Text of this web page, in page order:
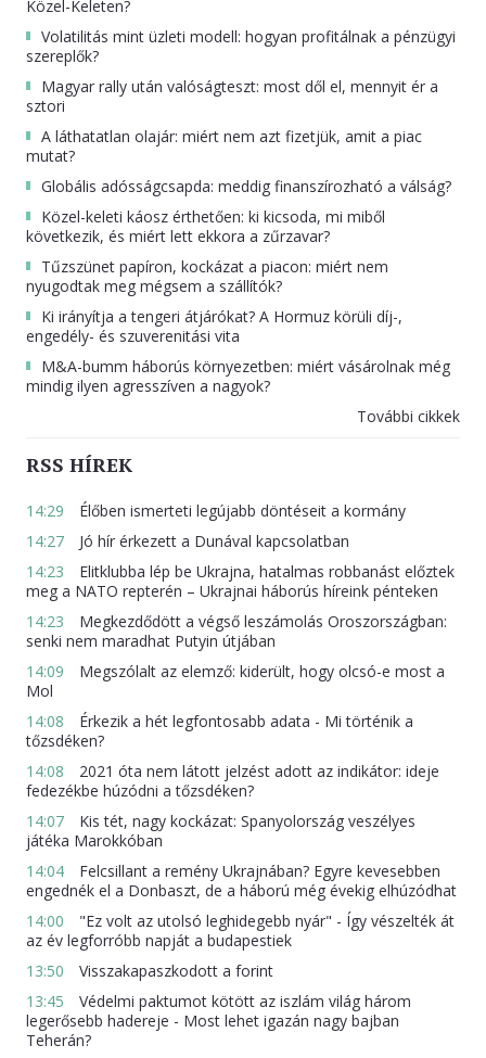
Közel-Keleten?
Volatilitás mint üzleti modell: hogyan profitálnak a pénzügyi
szereplők?
Magyar rally után valóságteszt: most dől el, mennyit ér a
sztori
A láthatatlan olajár: miért nem azt fizetjük, amit a piac
mutat?
Globális adósságcsapda: meddig finanszírozható a válság?
Közel-keleti káosz érthetően: ki kicsoda, mi miből
következik, és miért lett ekkora a zűrzavar?
Tűzszünet papíron, kockázat a piacon: miért nem
nyugodtak meg mégsem a szállítók?
Ki irányítja a tengeri átjárókat? A Hormuz körüli díj-,
engedély- és szuverenitási vita
M&A-bumm háborús környezetben: miért vásárolnak még
mindig ilyen agresszíven a nagyok?
További cikkek
RSS HÍREK
14:29
Élőben ismerteti legújabb döntéseit a kormány
14:27
Jó hír érkezett a Dunával kapcsolatban
14:23
Elitklubba lép be Ukrajna, hatalmas robbanást előztek
meg a NATO repterén – Ukrajnai háborús híreink pénteken
14:23
Megkezdődött a végső leszámolás Oroszországban:
senki nem maradhat Putyin útjában
14:09
Megszólalt az elemző: kiderült, hogy olcsó-e most a
Mol
14:08
Érkezik a hét legfontosabb adata - Mi történik a
tőzsdéken?
14:08
2021 óta nem látott jelzést adott az indikátor: ideje
fedezékbe húzódni a tőzsdéken?
14:07
Kis tét, nagy kockázat: Spanyolország veszélyes
játéka Marokkóban
14:04
Felcsillant a remény Ukrajnában? Egyre kevesebben
engednék el a Donbaszt, de a háború még évekig elhúzódhat
14:00
"Ez volt az utolsó leghidegebb nyár" - Így vészelték át
az év legforróbb napját a budapestiek
13:50
Visszakapaszkodott a forint
13:45
Védelmi paktumot kötött az iszlám világ három
legerősebb hadereje - Most lehet igazán nagy bajban
Teherán?